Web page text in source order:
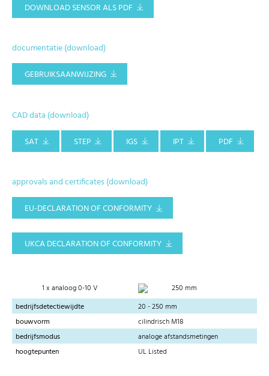
DOWNLOAD SENSOR ALS PDF
documentatie (download)
GEBRUIKSAANWIJZING
CAD data (download)
SAT
STEP IGS IPT PDF
approvals and certificates (download)
EU-DECLARATION OF CONFORMITY
UKCA DECLARATION OF CONFORMITY
1 x analoog 0-10 V
250 mm
bedrijfsdetectiewijdte
20 - 250 mm
bouwvorm
cilindrisch M18
bedrijfsmodus
analoge afstandsmetingen
hoogtepunten
UL Listed